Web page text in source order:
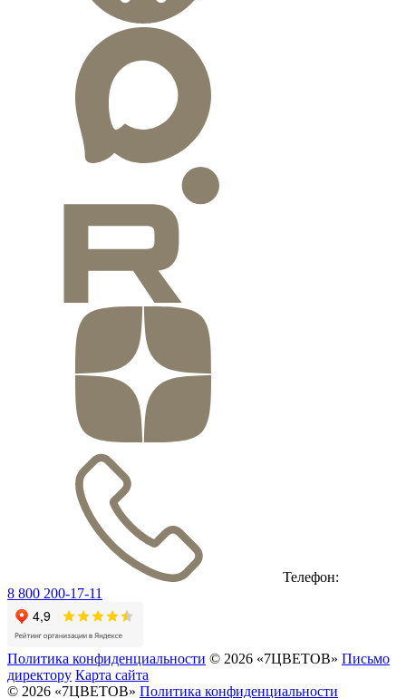
Телефон:
8 800 200-17-11
Политика конфиденциальности © 2026 «7ЦВЕТОВ» Письмо
директору Карта сайта
© 2026 «7ЦВЕТОВ» Политика конфиденциальности